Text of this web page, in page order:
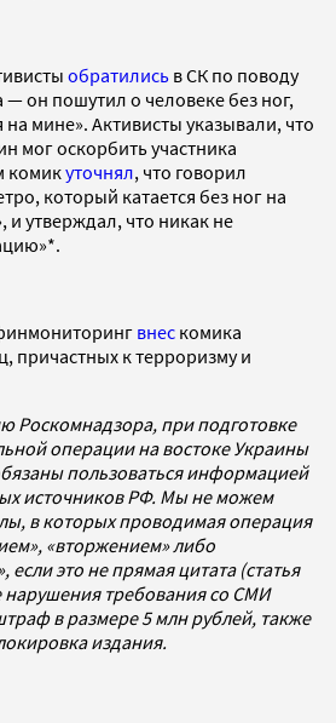
обратились в СК по поводу
он пошутил о человеке без ног,
мине». Активисты указывали, что
мог оскорбить участника
комикуточнял, что говорил
который катается без ног на
и утверждал, что никак не
внес комика
причастных к терроризму и
Роскомнадзора, при подготовке
операции на востоке Украины
пользоваться информацией
источников РФ. Мы не можем
в которых проводимая операция
«вторжением» либо
это не прямая цитата (статья
нарушения требования со СМИ
в размере 5 млн рублей, также
издания.